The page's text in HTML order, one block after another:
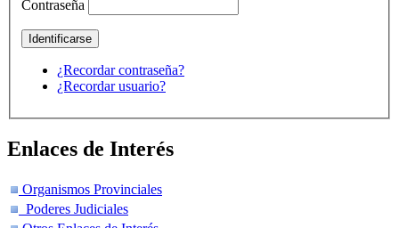
Contraseña
¿Recordar contraseña?
¿Recordar usuario?
Enlaces de Interés
Organismos Provinciales
Poderes Judiciales